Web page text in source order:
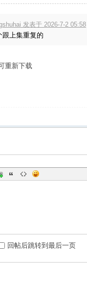
发表于 2026-7-2 05:58
跟上集重复的
重新下载
回帖后跳转到最后一页